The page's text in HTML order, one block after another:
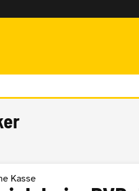
Kasse